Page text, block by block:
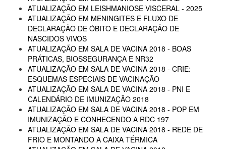
ATUALIZAÇÃO EM LEISHMANIOSE VISCERAL - 2025
ATUALIZAÇÃO EM MENINGITES E FLUXO DE
DECLARAÇÃO DE ÓBITO E DECLARAÇÃO DE
NASCIDOS VIVOS
ATUALIZAÇÃO EM SALA DE VACINA 2018 - BOAS
PRÁTICAS, BIOSSEGURANÇA E NR32
ATUALIZAÇÃO EM SALA DE VACINA 2018 - CRIE:
ESQUEMAS ESPECIAIS DE VACINAÇÃO
ATUALIZAÇÃO EM SALA DE VACINA 2018 - PNI E
CALENDÁRIO DE IMUNIZAÇÃO 2018
ATUALIZAÇÃO EM SALA DE VACINA 2018 - POP EM
IMUNIZAÇÃO E CONHECENDO A RDC 197
ATUALIZAÇÃO EM SALA DE VACINA 2018 - REDE DE
FRIO E MONTANDO A CAIXA TÉRMICA